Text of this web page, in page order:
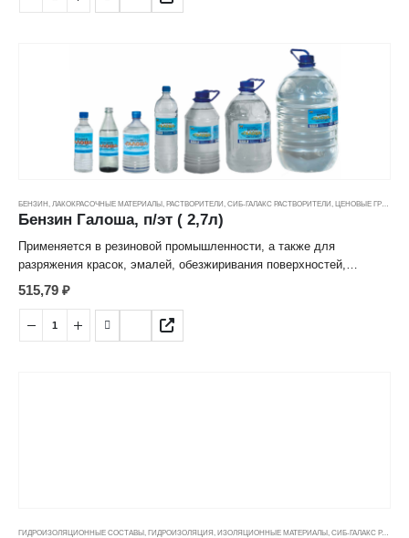
каталитических грелок, рекомендуется в качестве топлива для
БЕНЗИН ЛАКОКРАСОЧНЫЕ МАТЕРИАЛЫ РАСТВОРИТЕЛИ СИБ-ГАЛАКС РАСТВОРИТЕЛИ ЦЕНОВЫЕ ГРУППЫ
Бензин Галоша, п/эт ( 2,7л)
Применяется в резиновой промышленности, а также для
разряжения красок, эмалей, обезжиривания поверхностей,
предназначенных для склеивания. Также находит применение в
органической химии, в процессе экстракции. Возможно
использования данного вида бензина в качестве топлива для
каталитических грелок, рекомендуется в качестве топлива для
515,79 ₽
ГИДРОИЗОЛЯЦИОННЫЕ СОСТАВЫ ГИДРОИЗОЛЯЦИЯ ИЗОЛЯЦИОННЫЕ МАТЕРИАЛЫ СИБ-ГАЛАКС РАСТВОРИТЕЛИ